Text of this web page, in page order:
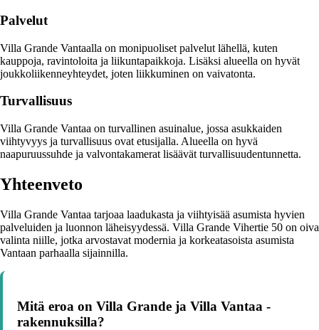
Palvelut
Villa Grande Vantaalla on monipuoliset palvelut lähellä, kuten
kauppoja, ravintoloita ja liikuntapaikkoja. Lisäksi alueella on hyvät
joukkoliikenneyhteydet, joten liikkuminen on vaivatonta.
Turvallisuus
Villa Grande Vantaa on turvallinen asuinalue, jossa asukkaiden
viihtyvyys ja turvallisuus ovat etusijalla. Alueella on hyvä
naapuruussuhde ja valvontakamerat lisäävät turvallisuudentunnetta.
Yhteenveto
Villa Grande Vantaa tarjoaa laadukasta ja viihtyisää asumista hyvien
palveluiden ja luonnon läheisyydessä. Villa Grande Vihertie 50 on oiva
valinta niille, jotka arvostavat modernia ja korkeatasoista asumista
Vantaan parhaalla sijainnilla.
Mitä eroa on Villa Grande ja Villa Vantaa -
rakennuksilla?